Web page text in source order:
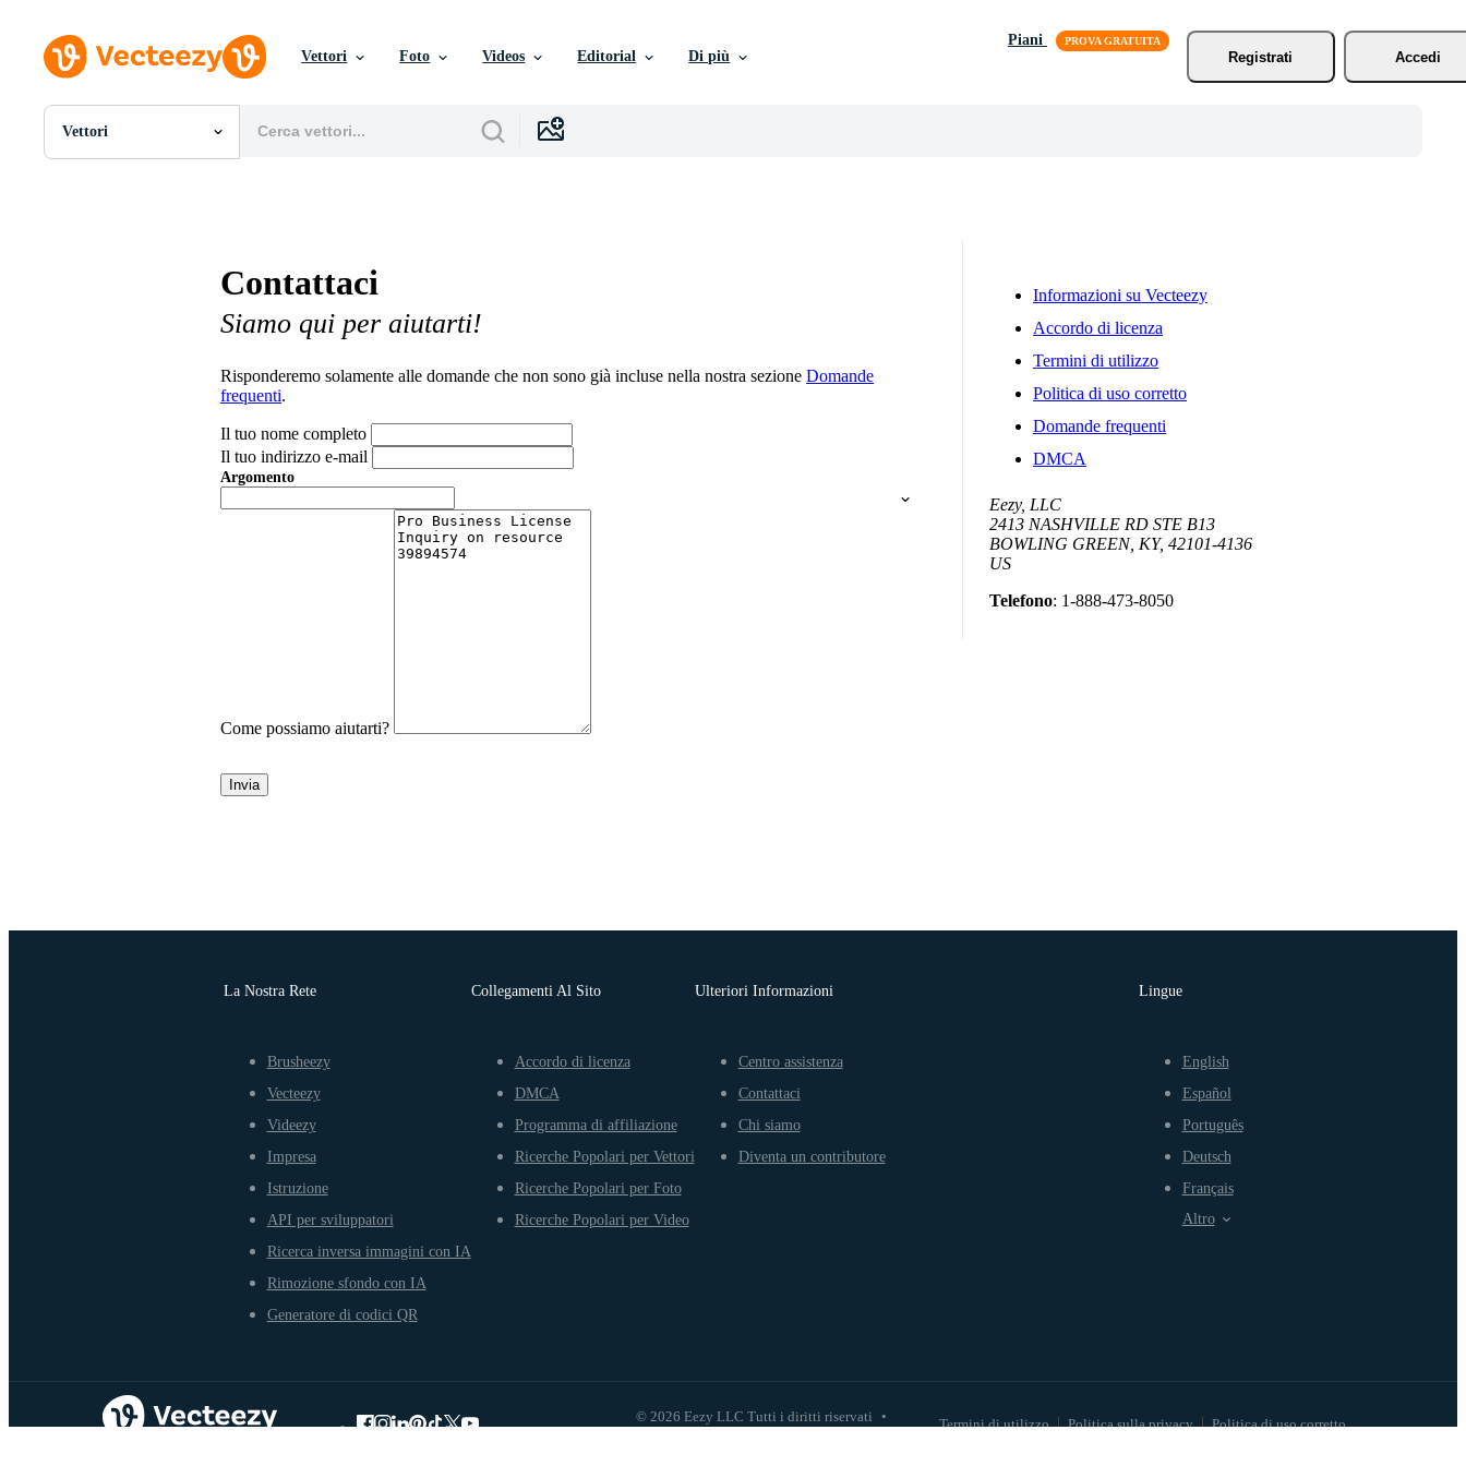
Vettori Foto Videos Editorial Di più
Piani
Registrati
Accedi
Vettori
Tutte Immagini
Contattaci
Siamo qui per aiutarti!
Risponderemo solamente alle domande che non sono già incluse nella nostra sezione Domande
frequenti.
Il tuo nome completo
Il tuo indirizzo e-mail
Argomento
Come possiamo aiutarti?
Invia
Informazioni su Vecteezy
Accordo di licenza
Termini di utilizzo
Politica di uso corretto
Domande frequenti
DMCA
Eezy, LLC
2413 NASHVILLE RD STE B13
BOWLING GREEN, KY, 42101-4136
US
Telefono: 1-888-473-8050
La Nostra Rete
Brusheezy
Vecteezy
Videezy
Impresa
Istruzione
API per sviluppatori
Ricerca inversa immagini con IA
Rimozione sfondo con IA
Generatore di codici QR
Collegamenti Al Sito
Accordo di licenza
DMCA
Programma di affiliazione
Ricerche Popolari per Vettori
Ricerche Popolari per Foto
Ricerche Popolari per Video
Ulteriori Informazioni
Centro assistenza
Contattaci
Chi siamo
Diventa un contributore
© 2026 Eezy LLC Tutti i diritti riservati • Termini di utilizzo Politica sulla privacy Politica di uso corretto
Lingue
English
Español
Português
Deutsch
Français
Altro